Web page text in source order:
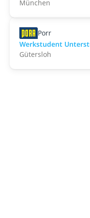
München
Porr
Werkstudent
Gütersloh